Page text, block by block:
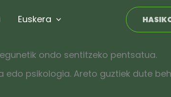
Euskera
ondo sentitzeko pentsatua.
psikologia. Areto guztiek dute